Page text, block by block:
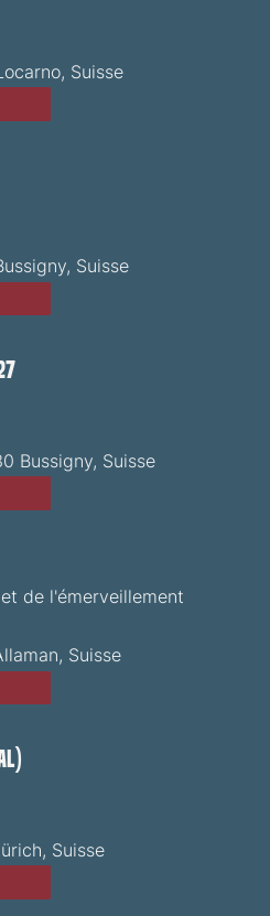
Suisse
Suisse
Bussigny, Suisse
de l'émerveillement
Suisse
Suisse